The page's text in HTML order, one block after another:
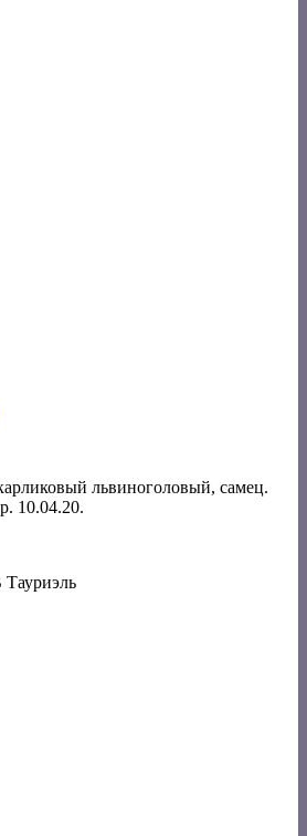
львиноголовый, самец.
10.04.20.